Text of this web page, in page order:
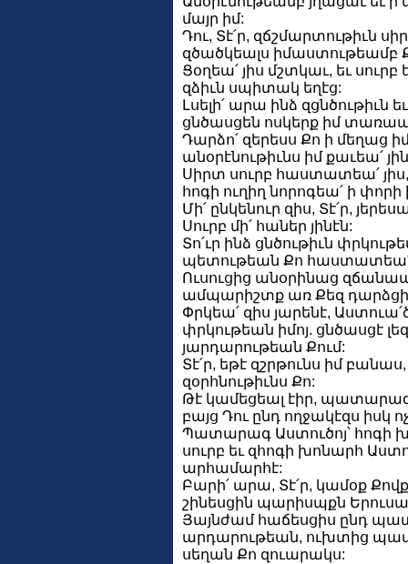
մայր իմ:
Դու, Տէ՛ր, զճշմարտութիւն
զծածկեալս իմաստութեամբ
Ցօղեա՛ յիս մշտկաւ, եւ սուրբ
զձիւն սպիտակ եղէց:
Լսելի՛ արա ինձ զցնծութիւն
ցնծասցեն ոսկերք իմ
Դարձո՛ զերեսս Քո ի մեղաց
անօրէնութիւնս իմ քաւեա՛
Սիրտ սուրբ հաստատեա՛ յիս,
հոգի ուղիղ նորոգեա՛ ի փորի
Մի՛ ընկենուր զիս, Տէ՛ր,
Սուրբ մի՛ հաներ յինէն:
Տո՛ւր ինձ ցնծութիւն
պետութեան Քո հաստատեա՛
Ուսուցից անօրինաց
ամպարիշտք առ Քեզ
Փրկեա՛ զիս յարենէ,
փրկութեան իմոյ. ցնծասցէ
յարդարութեան Քում:
Տէ՛ր, եթէ զշրթունս իմ
զօրհնութիւնս Քո:
Թէ կամեցեալ էիր,
բայց Դու ընդ ողջակէզս իսկ
Պատարագ Աստուծոյ՝ հոգի
սուրբ եւ զհոգի խոնարհ
արհամարհէ:
Բարի՛ արա, Տէ՛ր, կամօք
շինեսցին պարիսպքն
Յայնժամ հաճեսցիս ընդ
արդարութեան, ուխտից
սեղան Քո զուարակս: